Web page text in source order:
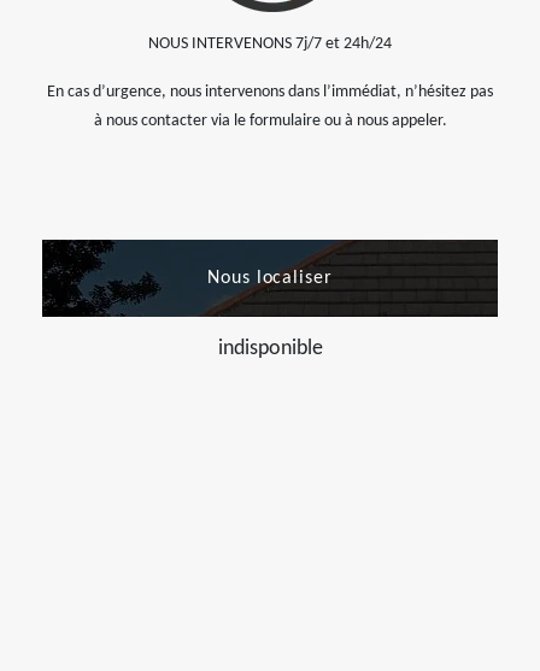
NOUS INTERVENONS 7j/7 et 24h/24
En cas d’urgence, nous intervenons dans l’immédiat, n’hésitez pas
à nous contacter via le formulaire ou à nous appeler.
Nous localiser
indisponible